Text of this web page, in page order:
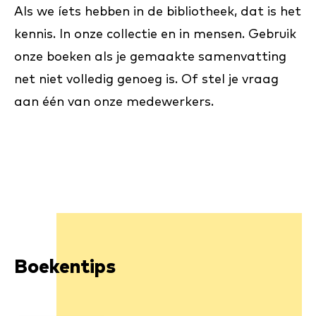
Als we íets hebben in de bibliotheek, dat is het
kennis. In onze collectie en in mensen. Gebruik
onze boeken als je gemaakte samenvatting
net niet volledig genoeg is. Of stel je vraag
aan één van onze medewerkers.
Boekentips